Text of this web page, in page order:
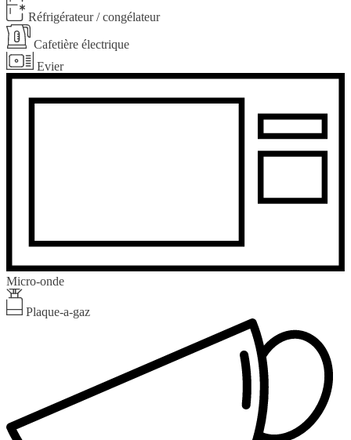
Réfrigérateur / congélateur
Cafetière électrique
Evier
Micro-onde
Plaque-a-gaz